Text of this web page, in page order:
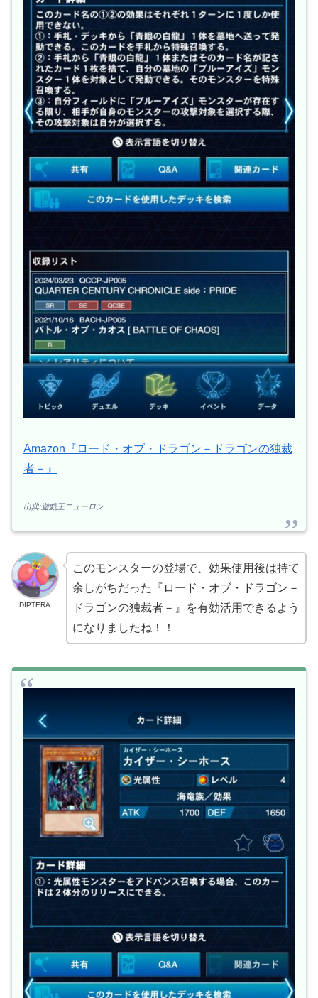
Amazon『ロード・オブ・ドラゴン－ドラゴンの独裁
者－』
出典:遊戯王ニューロン
DIPTERA
このモンスターの登場で、効果使用後は持て
余しがちだった『ロード・オブ・ドラゴン－
ドラゴンの独裁者－』を有効活用できるよう
になりましたね！！